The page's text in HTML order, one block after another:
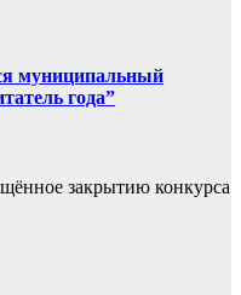
муниципальный
года”
закрытию конкурса